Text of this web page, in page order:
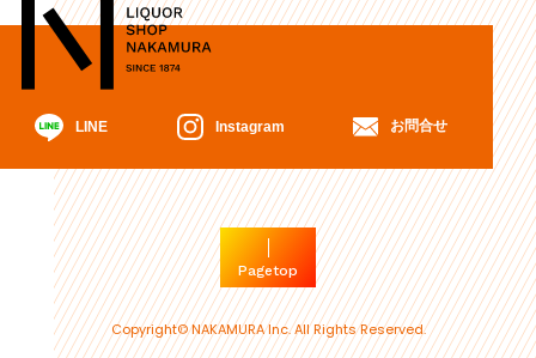
LINE Instagram お問合せ
Pagetop
Copyright© NAKAMURA Inc. All Rights Reserved.